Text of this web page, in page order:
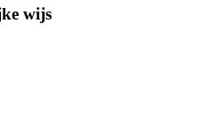
wijs